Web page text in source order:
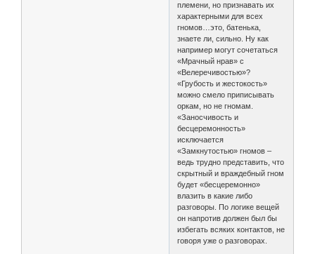
племени, но признавать их
характерными для всех
гномов…это, батенька,
знаете ли, сильно. Ну как
например могут сочетаться
«Мрачный нрав» с
«Велеречивостью»?
«Грубость и жестокость»
можно смело приписывать
оркам, но не гномам.
«Заносчивость и
бесцеремонность»
исключается
«Замкнутостью» гномов –
ведь трудно представить, что
скрытный и враждебный гном
будет «бесцеремонно»
влазить в какие либо
разговоры. По логике вещей
он напротив должен был бы
избегать всяких контактов, не
говоря уже о разговорах.